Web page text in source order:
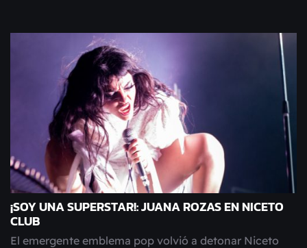
¡SOY UNA SUPERSTAR!: JUANA ROZAS EN NICETO
CLUB
El emergente emblema pop volvió a detonar Niceto